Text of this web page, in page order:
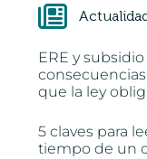
ERE y
que la ley
5 claves para
tiempo de un